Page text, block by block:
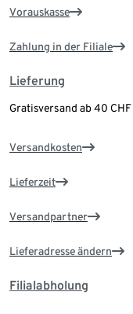
Vorauskasse
Zahlung in der Filiale
Lieferung
Gratisversand ab 40 CHF
Versandkosten
Lieferzeit
Versandpartner
Lieferadresse ändern
Filialabholung